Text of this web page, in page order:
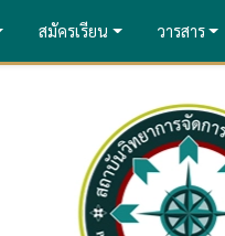
สมัครเรียน วารสาร